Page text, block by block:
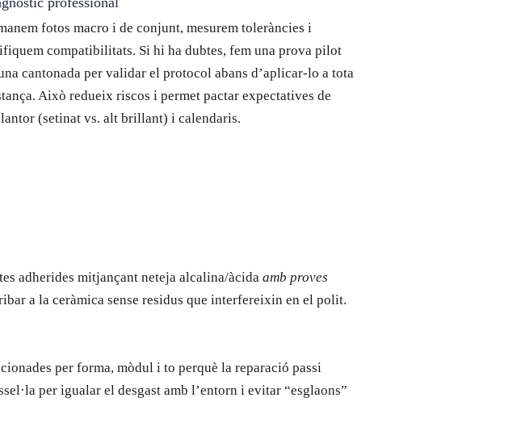
fotos macro i de conjunt, mesurem toleràncies i
compatibilitats. Si hi ha dubtes, fem una prova pilot
cantonada per validar el protocol abans d’aplicar-lo a tota
Això redueix riscos i permet pactar expectatives de
(setinat vs. alt brillant) i calendaris.
adherides mitjançant neteja alcalina/àcida amb proves
a la ceràmica sense residus que interfereixin en el polit.
per forma, mòdul i to perquè la reparació passi
per igualar el desgast amb l’entorn i evitar “esglaons”